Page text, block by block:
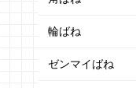
輪ばね
ゼンマイばね